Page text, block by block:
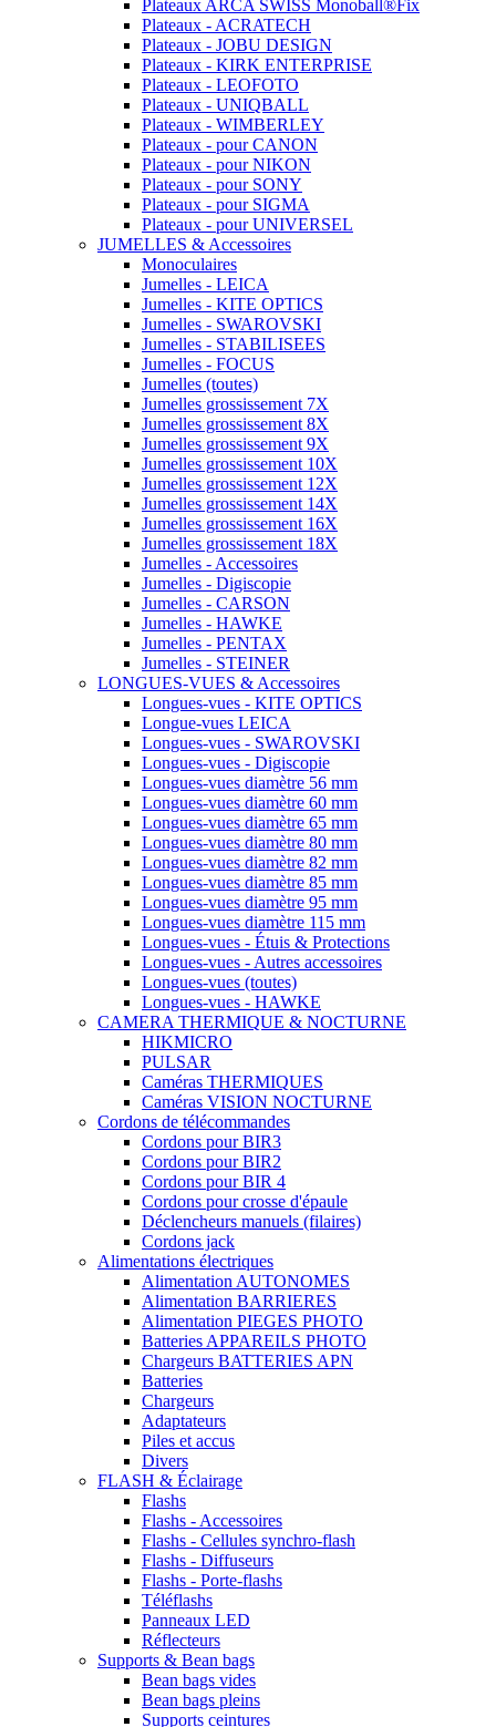
Plateaux ARCA SWISS Monoball®Fix
Plateaux - ACRATECH
Plateaux - JOBU DESIGN
Plateaux - KIRK ENTERPRISE
Plateaux - LEOFOTO
Plateaux - UNIQBALL
Plateaux - WIMBERLEY
Plateaux - pour CANON
Plateaux - pour NIKON
Plateaux - pour SONY
Plateaux - pour SIGMA
Plateaux - pour UNIVERSEL
JUMELLES & Accessoires
Monoculaires
Jumelles - LEICA
Jumelles - KITE OPTICS
Jumelles - SWAROVSKI
Jumelles - STABILISEES
Jumelles - FOCUS
Jumelles (toutes)
Jumelles grossissement 7X
Jumelles grossissement 8X
Jumelles grossissement 9X
Jumelles grossissement 10X
Jumelles grossissement 12X
Jumelles grossissement 14X
Jumelles grossissement 16X
Jumelles grossissement 18X
Jumelles - Accessoires
Jumelles - Digiscopie
Jumelles - CARSON
Jumelles - HAWKE
Jumelles - PENTAX
Jumelles - STEINER
LONGUES-VUES & Accessoires
Longues-vues - KITE OPTICS
Longue-vues LEICA
Longues-vues - SWAROVSKI
Longues-vues - Digiscopie
Longues-vues diamètre 56 mm
Longues-vues diamètre 60 mm
Longues-vues diamètre 65 mm
Longues-vues diamètre 80 mm
Longues-vues diamètre 82 mm
Longues-vues diamètre 85 mm
Longues-vues diamètre 95 mm
Longues-vues diamètre 115 mm
Longues-vues - Étuis & Protections
Longues-vues - Autres accessoires
Longues-vues (toutes)
Longues-vues - HAWKE
CAMERA THERMIQUE & NOCTURNE
HIKMICRO
PULSAR
Caméras THERMIQUES
Caméras VISION NOCTURNE
Cordons de télécommandes
Cordons pour BIR3
Cordons pour BIR2
Cordons pour BIR 4
Cordons pour crosse d'épaule
Déclencheurs manuels (filaires)
Cordons jack
Alimentations électriques
Alimentation AUTONOMES
Alimentation BARRIERES
Alimentation PIEGES PHOTO
Batteries APPAREILS PHOTO
Chargeurs BATTERIES APN
Batteries
Chargeurs
Adaptateurs
Piles et accus
Divers
FLASH & Éclairage
Flashs
Flashs - Accessoires
Flashs - Cellules synchro-flash
Flashs - Diffuseurs
Flashs - Porte-flashs
Téléflashs
Panneaux LED
Réflecteurs
Supports & Bean bags
Bean bags vides
Bean bags pleins
Supports ceintures